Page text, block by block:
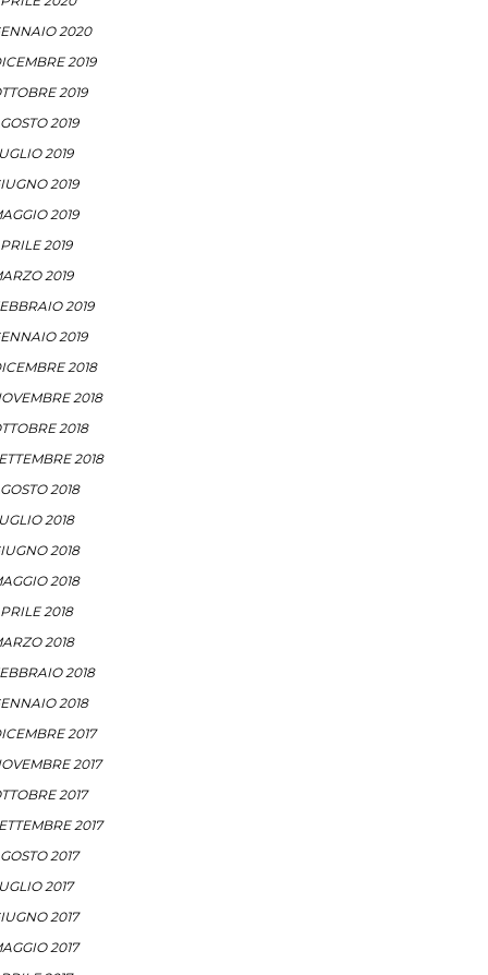
2020
2019
2019
2019
2019
2019
2019
2019
2019
2019
2019
2018
2018
2018
2018
2018
2018
2018
2018
2018
2018
2018
2018
2017
2017
2017
2017
2017
2017
2017
2017